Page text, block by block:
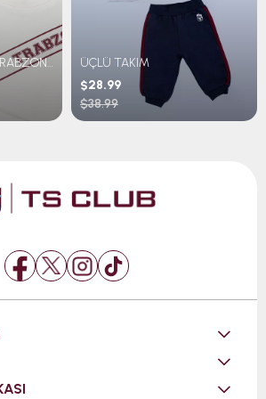
ÇOCUK İKİLİ TAKIM TRABZONSPOR BASKILI
ÜÇLÜ TAKIM
$28.99
$38.99